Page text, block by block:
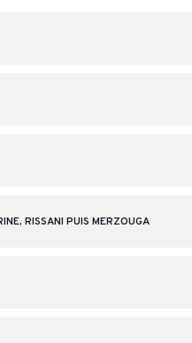
RISSANI PUIS MERZOUGA